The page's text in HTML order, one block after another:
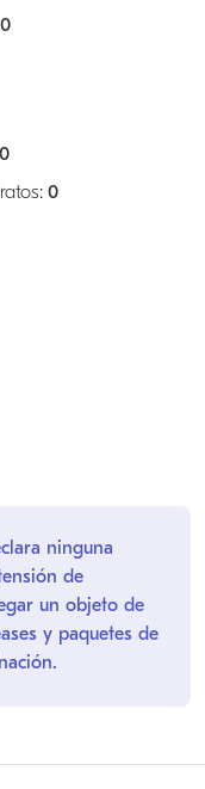
0
0
0
ninguna
de
un objeto de
y paquetes de